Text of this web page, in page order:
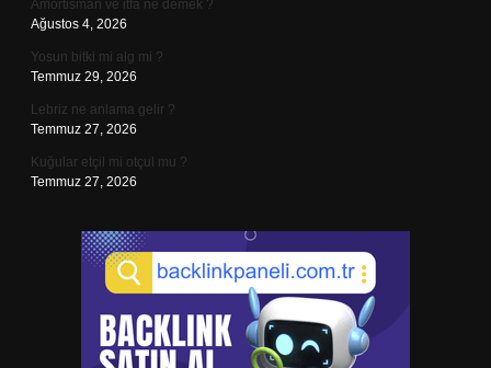
Amortisman ve itfa ne demek ?
Ağustos 4, 2026
Yosun bitki mi alg mi ?
Temmuz 29, 2026
Lebriz ne anlama gelir ?
Temmuz 27, 2026
Kuğular etçil mi otçul mu ?
Temmuz 27, 2026